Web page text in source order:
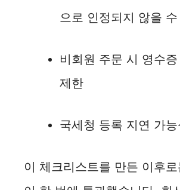
으로 인정되지 않을
비회원 주문 시 영수
제한
국세청 등록 지연 가능
이 체크리스트를 만든 이후